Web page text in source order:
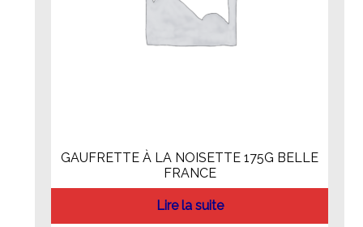
GAUFRETTE À LA NOISETTE 175G BELLE
FRANCE
Lire la suite